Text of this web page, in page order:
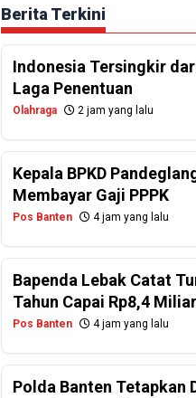
Berita Terkini
Indonesia Tersingkir
Laga Penentuan
Olahraga 2 jam yang lalu
Kepala BPKD
Membayar Gaji PPPK
Pos Banten 4 jam yang lalu
Bapenda Lebak Catat
Tahun Capai Rp8,4 Miliar
Pos Banten 4 jam yang lalu
Polda Banten Tetapkan